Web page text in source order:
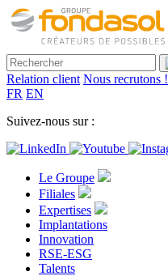
Relation client Nous recrutons !
FR EN
Suivez-nous sur :
Le Groupe
Filiales
Expertises
Implantations
Innovation
RSE-ESG
Talents